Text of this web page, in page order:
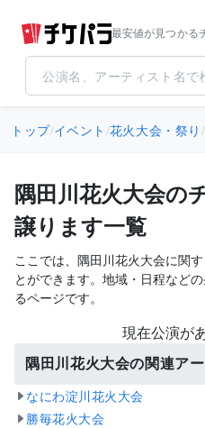
最安値が見つかる
トップ/イベント /花火大会・祭り /
隅田川花火大会の
譲ります一覧
ここでは、隅田川花火大会に関
とができます。地域・日程など
るページです。
現在公演が
隅田川花火大会の関連ア
なにわ淀川花火大会
勝毎花火大会